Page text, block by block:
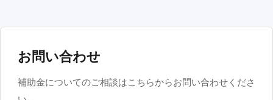
お問い合わせ
補助金についてのご相談はこちらからお問い合わせくださ